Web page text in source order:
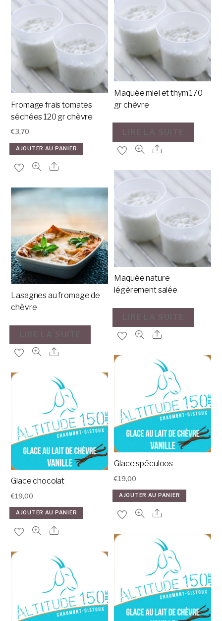
Fromage frais tomates
séchées 120 gr chèvre
€3,70
AJOUTER AU PANIER
Glace chocolat
€19,00
AJOUTER AU PANIER
Glace spéculoos
€19,00
AJOUTER AU PANIER
Lasagnes au fromage de
chèvre
Maquée miel et thym 170
gr chèvre
Maquée nature
légèrement salée